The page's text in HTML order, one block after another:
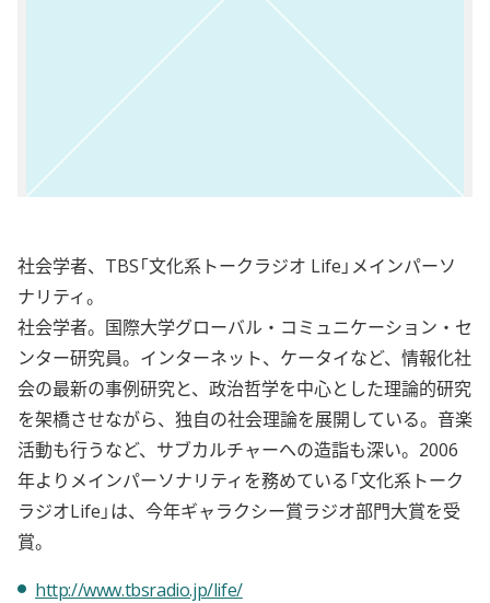
社会学者、TBS「文化系トークラジオ Life」メインパーソ
ナリティ。
社会学者。国際大学グローバル・コミュニケーション・セ
ンター研究員。インターネット、ケータイなど、情報化社
会の最新の事例研究と、政治哲学を中心とした理論的研究
を架橋させながら、独自の社会理論を展開している。音楽
活動も行うなど、サブカルチャーへの造詣も深い。2006
年よりメインパーソナリティを務めている「文化系トーク
ラジオLife」は、今年ギャラクシー賞ラジオ部門大賞を受
賞。
http://www.tbsradio.jp/life/